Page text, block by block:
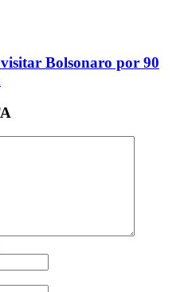
Bolsonaro por 90